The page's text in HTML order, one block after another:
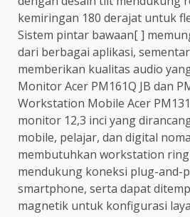
kemiringan 180 derajat untuk
Sistem pintar bawaan[ ]
dari berbagai aplikasi,
memberikan kualitas audio
Monitor Acer PM161Q JB dan
Workstation Mobile Acer
monitor 12,3 inci yang
mobile, pelajar, dan digital
membutuhkan workstation
mendukung koneksi plug-and-
smartphone, serta dapat
magnetik untuk konfigurasi